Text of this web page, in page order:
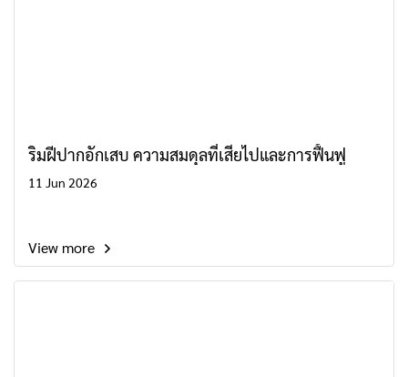
ริมฝีปากอักเสบ ความสมดุลที่เสียไปและการฟื้นฟู
11 Jun 2026
View more